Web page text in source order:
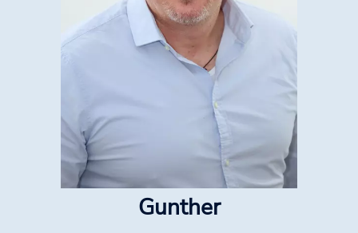
Gunther